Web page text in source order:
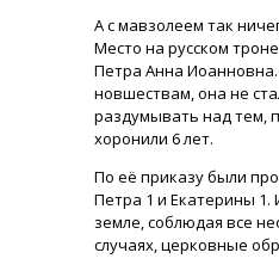
А с мавзолеем так
Место на русском
Петра Анна
новшествам, она не
раздумывать над тем,
хоронили 6 лет.
По её приказу были
Петра 1 и Екатерины 1.
земле, соблюдая все
случаях, церковные